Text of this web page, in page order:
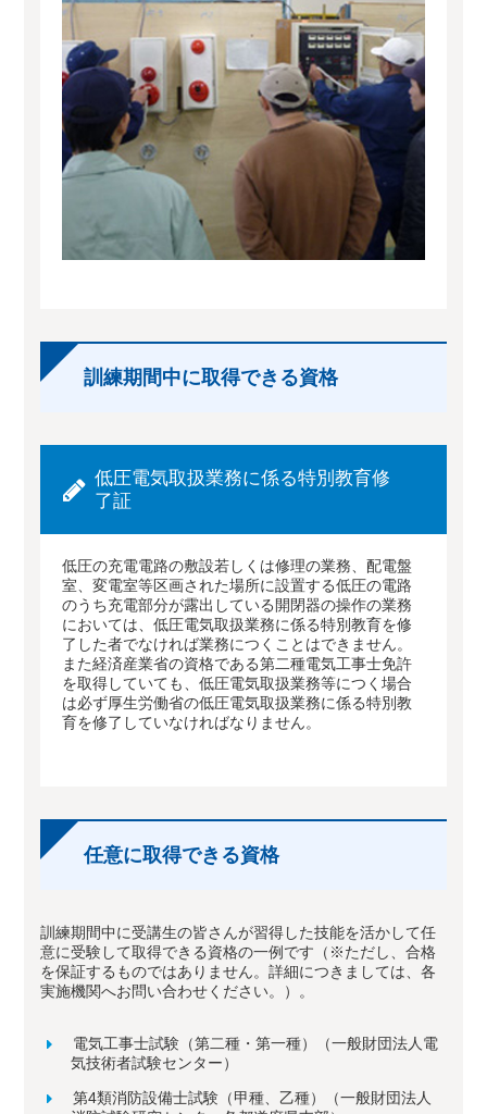
訓練期間中に取得できる資格
低圧電気取扱業務に係る特別教育修
了証
低圧の充電電路の敷設若しくは修理の業務、配電盤
室、変電室等区画された場所に設置する低圧の電路
のうち充電部分が露出している開閉器の操作の業務
においては、低圧電気取扱業務に係る特別教育を修
了した者でなければ業務につくことはできません。
また経済産業省の資格である第二種電気工事士免許
を取得していても、低圧電気取扱業務等につく場合
は必ず厚生労働省の低圧電気取扱業務に係る特別教
育を修了していなければなりません。
任意に取得できる資格
訓練期間中に受講生の皆さんが習得した技能を活かして任
意に受験して取得できる資格の一例です（※ただし、合格
を保証するものではありません。詳細につきましては、各
実施機関へお問い合わせください。）。
電気工事士試験（第二種・第一種）（一般財団法人電
気技術者試験センター）
第4類消防設備士試験（甲種、乙種）（一般財団法人